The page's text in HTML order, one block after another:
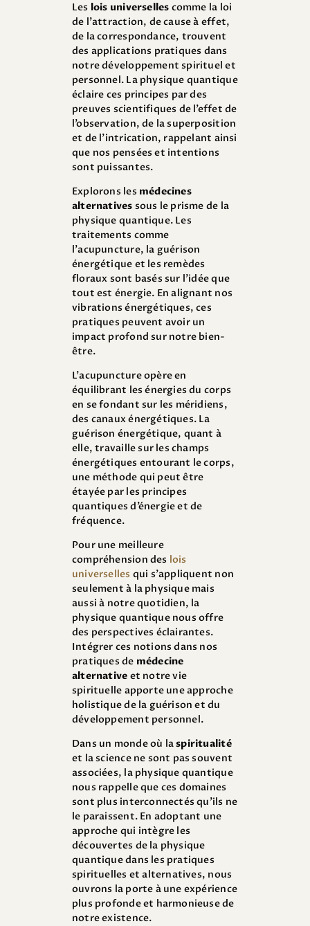
Les lois universelles comme la loi
de l’attraction, de cause à effet,
de la correspondance, trouvent
des applications pratiques dans
notre développement spirituel et
personnel. La physique quantique
éclaire ces principes par des
preuves scientifiques de l’effet de
l’observation, de la superposition
et de l’intrication, rappelant ainsi
que nos pensées et intentions
sont puissantes.
Explorons les médecines
alternatives sous le prisme de la
physique quantique. Les
traitements comme
l’acupuncture, la guérison
énergétique et les remèdes
floraux sont basés sur l’idée que
tout est énergie. En alignant nos
vibrations énergétiques, ces
pratiques peuvent avoir un
impact profond sur notre bien-
être.
L’acupuncture opère en
équilibrant les énergies du corps
en se fondant sur les méridiens,
des canaux énergétiques. La
guérison énergétique, quant à
elle, travaille sur les champs
énergétiques entourant le corps,
une méthode qui peut être
étayée par les principes
quantiques d’énergie et de
fréquence.
Pour une meilleure
compréhension des lois
universelles qui s’appliquent non
seulement à la physique mais
aussi à notre quotidien, la
physique quantique nous offre
des perspectives éclairantes.
Intégrer ces notions dans nos
pratiques de médecine
alternative et notre vie
spirituelle apporte une approche
holistique de la guérison et du
développement personnel.
Dans un monde où laspiritualité
et la science ne sont pas souvent
associées, la physique quantique
nous rappelle que ces domaines
sont plus interconnectés qu’ils ne
le paraissent. En adoptant une
approche qui intègre les
découvertes de la physique
quantique dans les pratiques
spirituelles et alternatives, nous
ouvrons la porte à une expérience
plus profonde et harmonieuse de
notre existence.